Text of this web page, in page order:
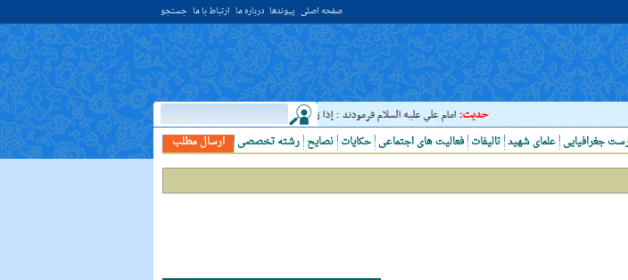
صفحه اصلی پیوندها درباره ما ارتباط با ما جستجو
حدیث:امام علي عليه السلام فرمودند : إذا رَأيتَ عالِما فَکُن لَهُ خادِما ؛ هرگاه دانشمندى ديدى، به او خدمت کن. ( غررالحکم ح ۴۰۴۴ )
ارسال مطلب
رشته تخصصی نصایح حکایات فعالیت های اجتماعی تالیفات علمای شهید جغرافیایی